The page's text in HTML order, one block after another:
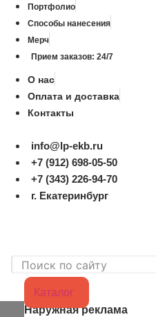
Портфолио
Способы нанесения
Мерч
Прием заказов: 24/7
О нас
Оплата и доставка
Контакты
info@lp-ekb.ru
+7 (912) 698-05-50
+7 (343) 226-94-70
г. Екатеринбург
Каталог
Наружная реклама